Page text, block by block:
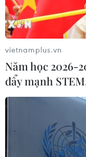
vietnamplus.vn
Năm học 2026-
đẩy mạnh